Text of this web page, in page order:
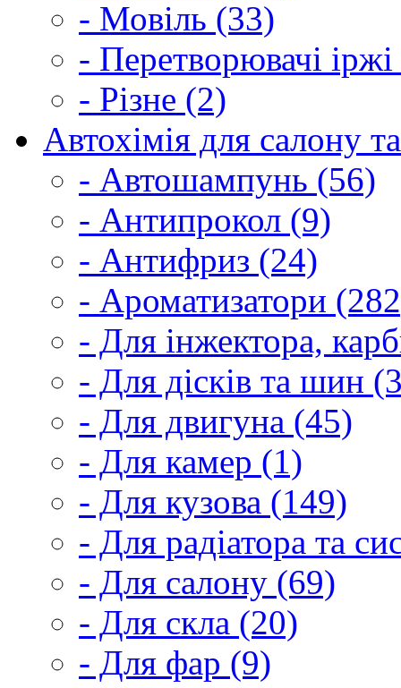
- Мовіль (33)
- Перетворювачі
- Різне (2)
Автохімія для салону
- Автошампунь (56)
- Антипрокол (9)
- Антифриз (24)
- Ароматизатори
- Для інжектора,
- Для дісків та шин
- Для двигуна (45)
- Для камер (1)
- Для кузова (149)
- Для радіатора та
- Для салону (69)
- Для скла (20)
- Для фар (9)